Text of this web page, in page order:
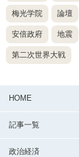
梅光学院 論壇
安倍政府 地震
第二次世界大戦
HOME
記事一覧
政治経済